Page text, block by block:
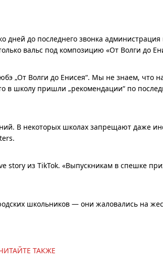
до последнего звонка
вальс под композицию «От Волги до
„От Волги до Енисея“. Мы не знаем, что
школу пришли „рекомендации“ по
В некоторых школах запрещают даже
из TikTok. «Выпускникам в спешке
школьников — они жаловались на
ТАКЖЕ